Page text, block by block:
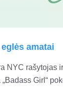
amatai
NYC rašytojas
Girl“